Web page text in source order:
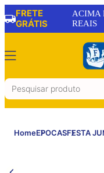
FRETE
GRÁTIS
ACIMA
REAIS
HomeEPOCASFESTA